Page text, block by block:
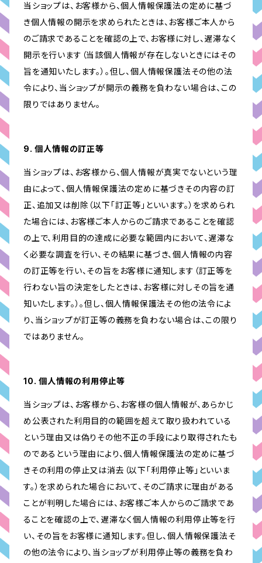
当ショップは、お客様から、個人情報保護法の定めに基づ
き個人情報の開示を求められたときは、お客様ご本人から
のご請求であることを確認の上で、お客様に対し、遅滞なく
開示を行います（当該個人情報が存在しないときにはその
旨を通知いたします。）。但し、個人情報保護法その他の法
令により、当ショップが開示の義務を負わない場合は、この
限りではありません。
9. 個人情報の訂正等
当ショップは、お客様から、個人情報が真実でないという理
由によって、個人情報保護法の定めに基づきその内容の訂
正、追加又は削除（以下「訂正等」といいます。）を求められ
た場合には、お客様ご本人からのご請求であることを確認
の上で、利用目的の達成に必要な範囲内において、遅滞な
く必要な調査を行い、その結果に基づき、個人情報の内容
の訂正等を行い、その旨をお客様に通知します（訂正等を
行わない旨の決定をしたときは、お客様に対しその旨を通
知いたします。）。但し、個人情報保護法その他の法令によ
り、当ショップが訂正等の義務を負わない場合は、この限り
ではありません。
10. 個人情報の利用停止等
当ショップは、お客様から、お客様の個人情報が、あらかじ
め公表された利用目的の範囲を超えて取り扱われている
という理由又は偽りその他不正の手段により取得されたも
のであるという理由により、個人情報保護法の定めに基づ
きその利用の停止又は消去（以下「利用停止等」といいま
す。）を求められた場合において、そのご請求に理由がある
ことが判明した場合には、お客様ご本人からのご請求であ
ることを確認の上で、遅滞なく個人情報の利用停止等を行
い、その旨をお客様に通知します。但し、個人情報保護法そ
の他の法令により、当ショップが利用停止等の義務を負わ